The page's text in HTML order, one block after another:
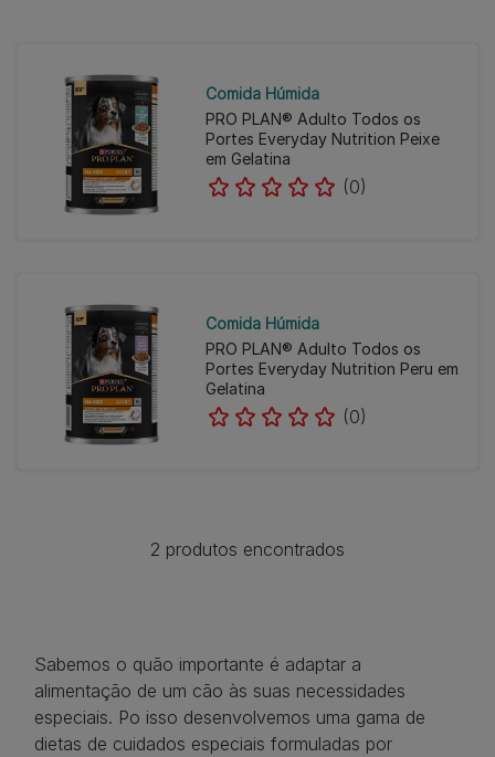
Comida Húmida
PRO PLAN® Adulto Todos os
Portes Everyday Nutrition Peixe
em Gelatina
(0)
Comida Húmida
PRO PLAN® Adulto Todos os
Portes Everyday Nutrition Peru em
Gelatina
(0)
2 produtos encontrados
Sabemos o quão importante é adaptar a
alimentação de um cão às suas necessidades
especiais. Po isso desenvolvemos uma gama de
dietas de cuidados especiais formuladas por